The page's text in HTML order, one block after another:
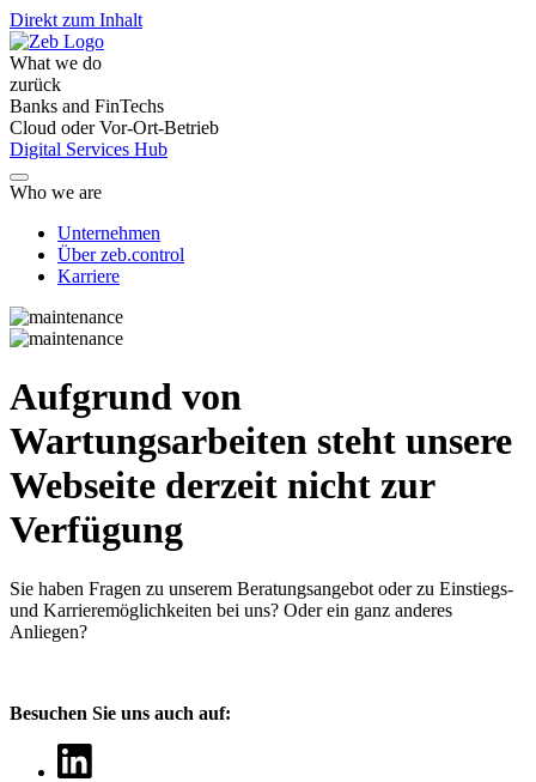
Direkt zum Inhalt
What we do
zurück
Banks and FinTechs
Cloud oder Vor-Ort-Betrieb
Digital Services Hub
Who we are
Unternehmen
Über zeb.control
Karriere
Aufgrund von
Wartungsarbeiten steht unsere
Webseite derzeit nicht zur
Verfügung
Sie haben Fragen zu unserem Beratungsangebot oder zu Einstiegs-
und Karrieremöglichkeiten bei uns? Oder ein ganz anderes
Anliegen?
Besuchen Sie uns auch auf: